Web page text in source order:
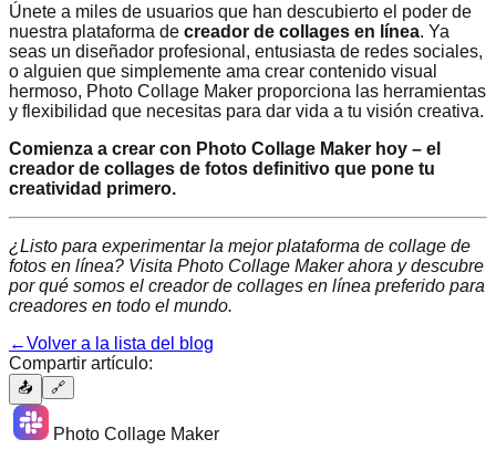
Únete a miles de usuarios que han descubierto el poder de
nuestra plataforma de creador de collages en línea. Ya
seas un diseñador profesional, entusiasta de redes sociales,
o alguien que simplemente ama crear contenido visual
hermoso, Photo Collage Maker proporciona las herramientas
y flexibilidad que necesitas para dar vida a tu visión creativa.
Comienza a crear con Photo Collage Maker hoy – el
creador de collages de fotos definitivo que pone tu
creatividad primero.
¿Listo para experimentar la mejor plataforma de collage de
fotos en línea? Visita Photo Collage Maker ahora y descubre
por qué somos el creador de collages en línea preferido para
creadores en todo el mundo.
←Volver a la lista del blog
Compartir artículo:
📤 🔗
Photo Collage Maker